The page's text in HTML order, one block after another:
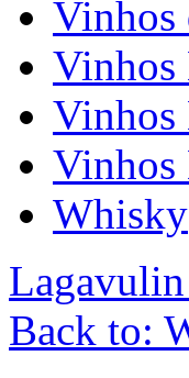
Vinhos
Vinhos
Vinhos
Vinhos
Whisky
Back to: